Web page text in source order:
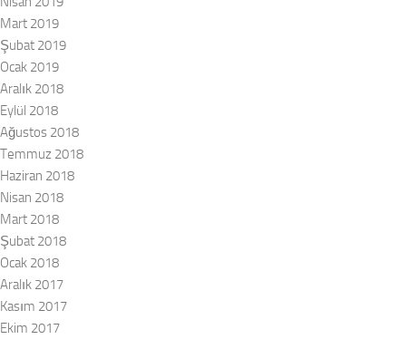
Mart 2019
Şubat 2019
Ocak 2019
Aralık 2018
Eylül 2018
Ağustos 2018
Temmuz 2018
Haziran 2018
Nisan 2018
Mart 2018
Şubat 2018
Ocak 2018
Aralık 2017
Kasım 2017
Ekim 2017